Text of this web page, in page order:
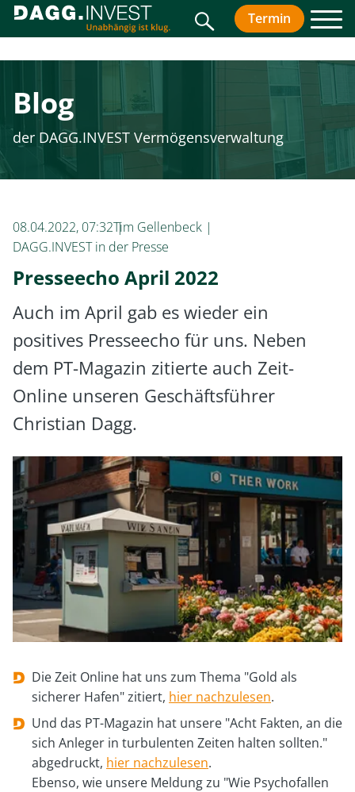
SucheTermin
Blog
der DAGG.INVEST Vermögensverwaltung
08.04.2022, 07:32Tim Gellenbeck
DAGG.INVEST in der Presse
Presseecho April 2022
Auch im April gab es wieder ein
positives Presseecho für uns. Neben
dem PT-Magazin zitierte auch Zeit-
Online unseren Geschäftsführer
Christian Dagg.
Die Zeit Online hat uns zum Thema "Gold als
sicherer Hafen" zitiert, hier nachzulesen.
Und das PT-Magazin hat unsere "Acht Fakten, an die
sich Anleger in turbulenten Zeiten halten sollten."
abgedruckt, hier nachzulesen.
Ebenso, wie unsere Meldung zu "Wie Psychofallen